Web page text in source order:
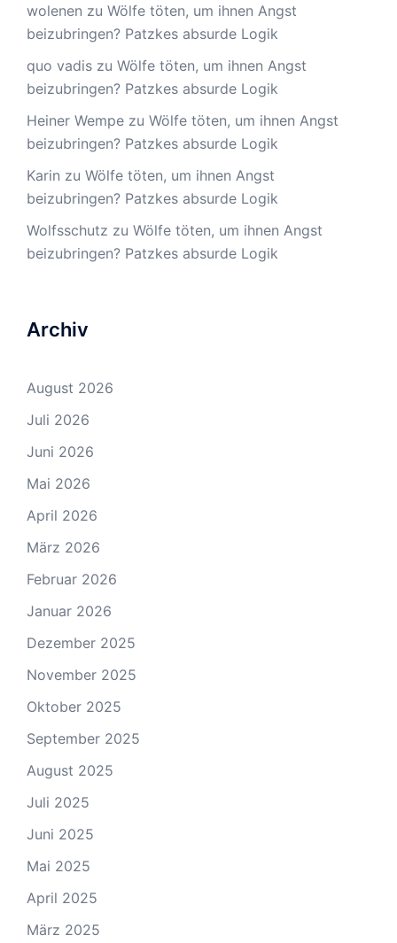
wolenen zu Wölfe töten, um ihnen Angst
beizubringen? Patzkes absurde Logik
quo vadis zu Wölfe töten, um ihnen Angst
beizubringen? Patzkes absurde Logik
Heiner Wempe zu Wölfe töten, um ihnen Angst
beizubringen? Patzkes absurde Logik
Karin zu Wölfe töten, um ihnen Angst
beizubringen? Patzkes absurde Logik
Wolfsschutz zu Wölfe töten, um ihnen Angst
beizubringen? Patzkes absurde Logik
Archiv
August 2026
Juli 2026
Juni 2026
Mai 2026
April 2026
März 2026
Februar 2026
Januar 2026
Dezember 2025
November 2025
Oktober 2025
September 2025
August 2025
Juli 2025
Juni 2025
Mai 2025
April 2025
März 2025